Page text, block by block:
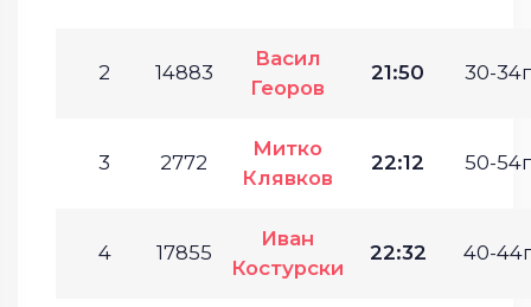
2 14883
Васил
Георов
21:50 30-
3 2772
Митко
Клявков
22:12 50-
4 17855
Иван
Костурски
22:32 40-